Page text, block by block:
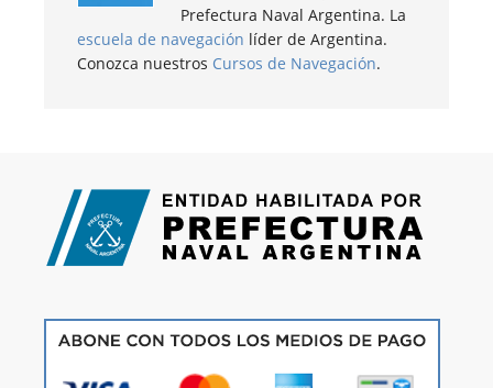
Prefectura Naval Argentina. La
escuela de navegación líder de Argentina.
Conozca nuestros Cursos de Navegación.